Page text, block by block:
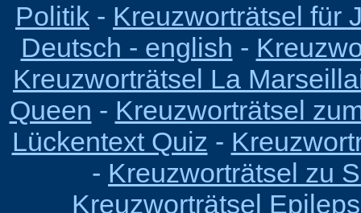
Politik - Kreuzworträtsel für
Deutsch - english -
Kreuzworträtsel La
Queen - Kreuzworträtsel
Lückentext Quiz -
- Kreuzworträtsel zu
Kreuzworträtsel